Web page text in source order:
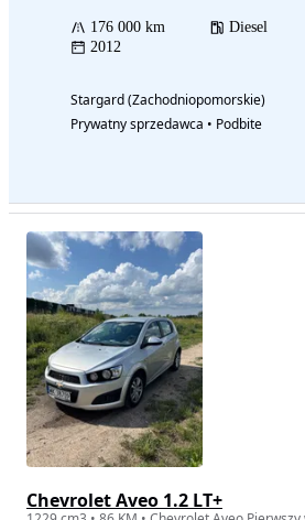
176 000 km Diesel
2012
Stargard (Zachodniopomorskie)
Prywatny sprzedawca • Podbite
Chevrolet Aveo 1.2 LT+